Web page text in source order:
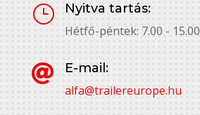
}
Nyitva tartás:
Hétfő-péntek: 7.00 - 15.00

E-mail:
alfa@trailereurope.hu